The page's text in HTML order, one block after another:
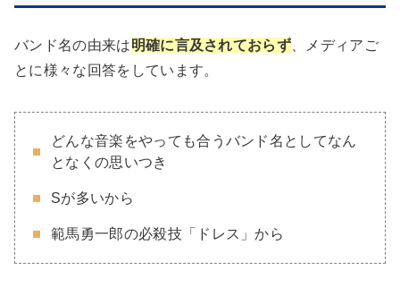
バンド名の由来は明確に言及されておらず、メディアご
とに様々な回答をしています。
どんな音楽をやっても合うバンド名としてなん
となくの思いつき
Sが多いから
範馬勇一郎の必殺技「ドレス」から